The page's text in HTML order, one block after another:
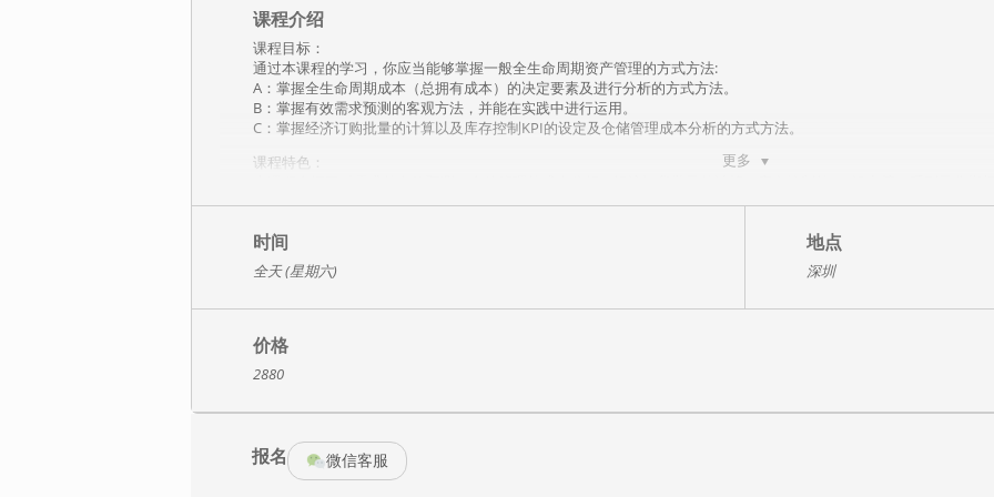
更多
课程介绍
课程目标：
通过本课程的学习，你应当能够掌握一般全生命周期资产管理的方式方法:
A：掌握全生命周期成本（总拥有成本）的决定要素及进行分析的方式方法。
B：掌握有效需求预测的客观方法，并能在实践中进行运用。
C：掌握经济订购批量的计算以及库存控制KPI的设定及仓储管理成本分析的方式方法。
课程特色：
而优化采购策略，以总拥有成本最优来完善企业的采购工作。这门课程，改变了以往采购工作以定性分析为主，缺
课程大纲：
第1章 理解库存的存储和移动方法
1. 库房和仓库的设计原则 2. 仓库设置的目的
3. 库存的数量和位置的合理性分析 4. 影响仓储位置的决定性因素
5. 库房和仓库设计 6. 影响库房和仓库布局的因素
7. 仓库的流动、空间利用和灵活性布局
1. 产品编码系统介绍 2. 条形码的原理及应用
第1.3节 对比不同仓储设备使用的影响
1. 物料搬运设备 2. 托盘化和单位负载
时间
全天 (星期六)
地点
深圳
价格
2880
报名 微信客服